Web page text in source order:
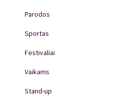
Parodos
Sportas
Festivaliai
Vaikams
Stand-up